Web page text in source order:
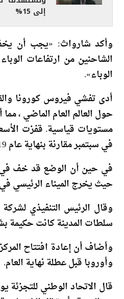
وأكد شارواث: «يجب أن يخف
الشاحنين من ارتفاعات
الوباء».
أدى تفشي فيروس كورونا
حول العالم العام الماضي ،
في سبتمبر مقارنة بنهاية عام 2019.
في حين أن الوضع قد خف في
حيث يخرج الميناء الرئيسي
وقال الرئيس التنفيذي
سلطات المدينة كانت حكيمة
وأضاف أن إعادة افتتاح
وأوروبا قبل عطلة نهاية العام.
قال الاتحاد الوطني للتجزئة
من المتوقع أن تظل الشحنات قريبة من